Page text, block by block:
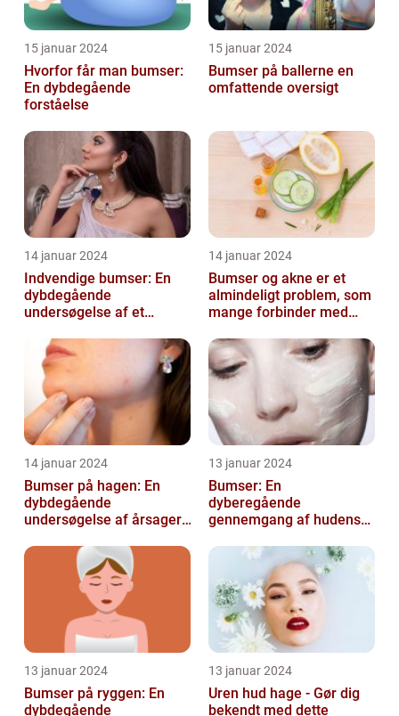
15 januar 2024
Hvorfor får man bumser:
En dybdegående
forståelse
15 januar 2024
Bumser på ballerne en
omfattende oversigt
14 januar 2024
Indvendige bumser: En
dybdegående
undersøgelse af et
14 januar 2024
Bumser og akne er et
almindeligt problem, som
mange forbinder med
14 januar 2024
Bumser på hagen: En
dybdegående
undersøgelse af årsager,
forebyggelse
13 januar 2024
Bumser: En
dyberegående
gennemgang af hudens
13 januar 2024
Bumser på ryggen: En
dybdegående
13 januar 2024
Uren hud hage - Gør dig
bekendt med dette